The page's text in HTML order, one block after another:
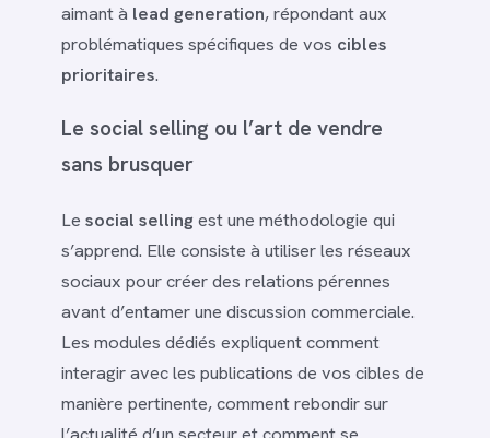
aimant à lead generation, répondant aux
problématiques spécifiques de vos cibles
prioritaires.
Le social selling ou l’art de vendre
sans brusquer
Le social sellingest une méthodologie qui
s’apprend. Elle consiste à utiliser les réseaux
sociaux pour créer des relations pérennes
avant d’entamer une discussion commerciale.
Les modules dédiés expliquent comment
interagir avec les publications de vos cibles de
manière pertinente, comment rebondir sur